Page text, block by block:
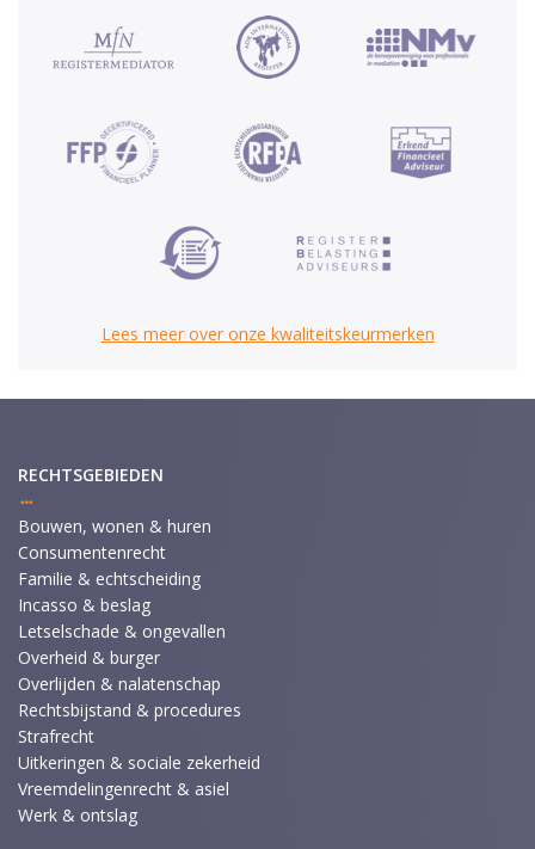
Lees meer over onze kwaliteitskeurmerken
RECHTSGEBIEDEN
Bouwen, wonen & huren
Consumentenrecht
Familie & echtscheiding
Incasso & beslag
Letselschade & ongevallen
Overheid & burger
Overlijden & nalatenschap
Rechtsbijstand & procedures
Strafrecht
Uitkeringen & sociale zekerheid
Vreemdelingenrecht & asiel
Werk & ontslag